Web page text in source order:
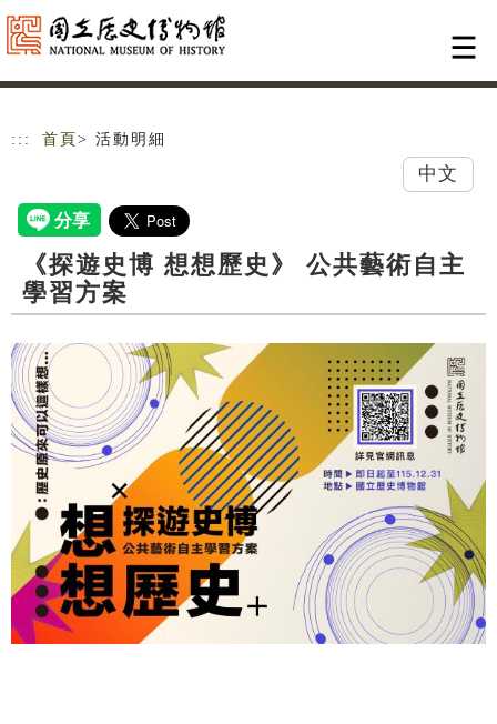
跳到主要內容
網站導覽
::: 首頁 > 活動明細
中文
《探遊史博 想想歷史》 公共藝術自主
學習方案